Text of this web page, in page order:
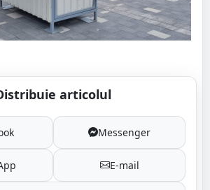
articolul
Messenger
E-mail